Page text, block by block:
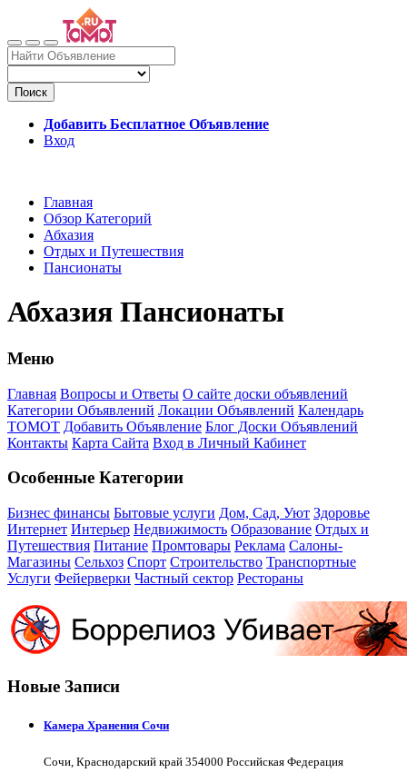
Поиск
Добавить Бесплатное Объявление
Вход
Главная
Обзор Категорий
Абхазия
Отдых и Путешествия
Пансионаты
Абхазия Пансионаты
Меню
Главная Вопросы и Ответы О сайте доски объявлений
Категории Объявлений Локации Объявлений Календарь
ТОМОТ Добавить Объявление Блог Доски Объявлений
Контакты Карта Сайта Вход в Личный Кабинет
Особенные Категории
Бизнес финансы Бытовые услуги Дом, Сад, Уют Здоровье
Интернет Интерьер Недвижимость Образование Отдых и
Путешествия Питание Промтовары Реклама Салоны-
Магазины Сельхоз Спорт Строительство Транспортные
Услуги Фейерверки Частный сектор Рестораны
Новые Записи
Камера Хранения Сочи
Сочи, Краснодарский край 354000 Российская Федерация